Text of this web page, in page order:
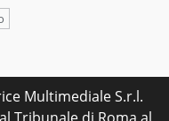
Multimediale S.r.l.